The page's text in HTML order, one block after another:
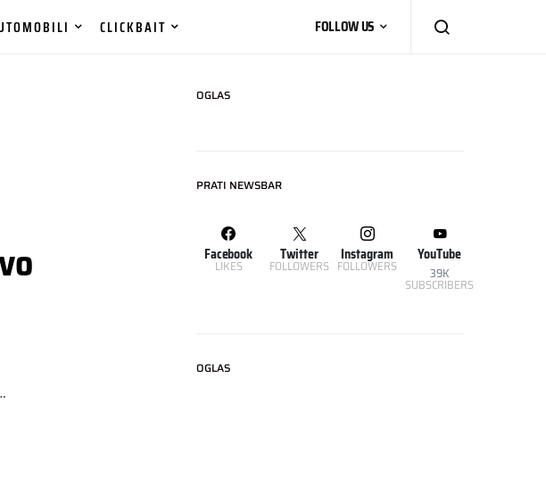
CLICKBAIT FOLLOW US
OGLAS
PRATI NEWSBAR
Facebook
LIKES
Twitter
FOLLOWERS
Instagram
FOLLOWERS
YouTube
39K
SUBSCRIBERS
OGLAS